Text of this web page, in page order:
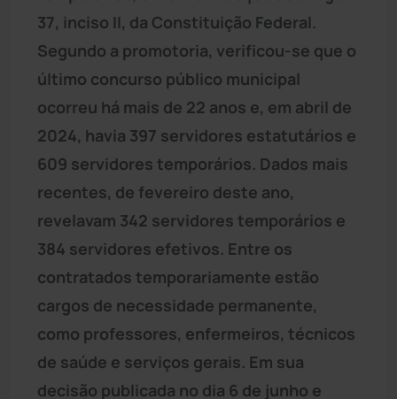
37, inciso II, da Constituição Federal.
Segundo a promotoria, verificou-se que o
último concurso público municipal
ocorreu há mais de 22 anos e, em abril de
2024, havia 397 servidores estatutários e
609 servidores temporários. Dados mais
recentes, de fevereiro deste ano,
revelavam 342 servidores temporários e
384 servidores efetivos. Entre os
contratados temporariamente estão
cargos de necessidade permanente,
como professores, enfermeiros, técnicos
de saúde e serviços gerais. Em sua
decisão publicada no dia 6 de junho e